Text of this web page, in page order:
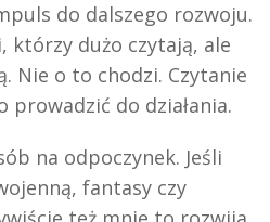
do dalszego rozwoju.
którzy dużo czytają, ale
Nie o to chodzi. Czytanie
prowadzić do działania.
na odpoczynek. Jeśli
fantasy czy